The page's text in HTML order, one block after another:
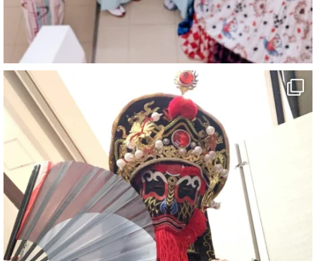
#企業公式がお疲れ様を言い合う
#旅行好きな人と繋がりたい
#一人旅
#女性マジシャン
#出張マジック
#マジシャン派遣
#イリュージョン
#和歌山県
#白浜町
#変面ショー
#イベント
#宴会
#余興
1 5 X